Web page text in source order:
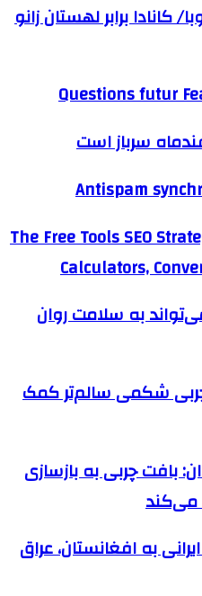
کانادا برابر لهستان زانو
Questions futur
سرباز است
Antispam
The Free Tools SEO
Calculators,
به سلامت روان
شکمی سالم‌تر کمک
بافت چربی به بازسازی
می‌کند
به افغانستان، عراق